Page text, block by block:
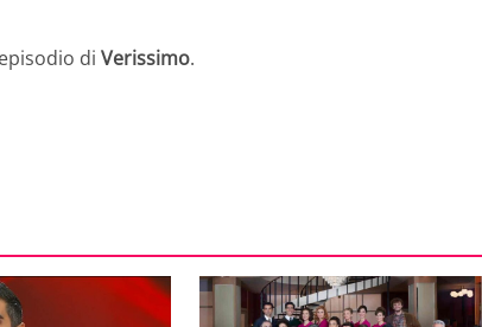
di Verissimo.